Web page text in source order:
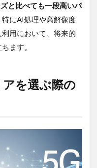
と比べても一段高いパ
特にAI処理や高解像度
用において、将来的
ます。
を選ぶ際の